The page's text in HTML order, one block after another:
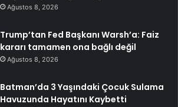
Ağustos 8, 2026
Trump’tan Fed Başkanı Warsh’a: Faiz
kararı tamamen ona bağlı değil
Ağustos 8, 2026
Batman’da 3 Yaşındaki Çocuk Sulama
Havuzunda Hayatını Kaybetti